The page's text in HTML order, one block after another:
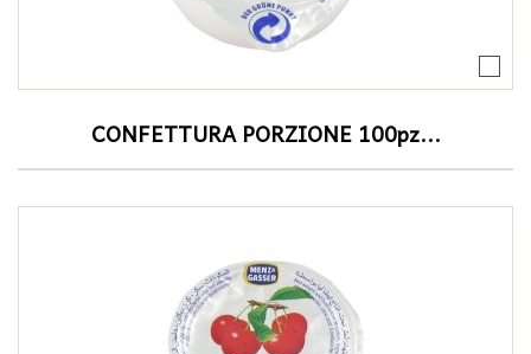
CONFETTURA PORZIONE 100pz...